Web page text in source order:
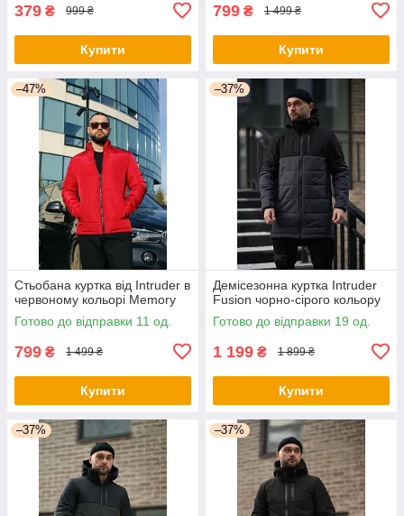
379 ₴ 999 ₴
Купити
799 ₴ 1 499 ₴
Купити
–47%
Стьобана куртка від Intruder в
червоному кольорі Memory
Готово до відправки 11 од.
799 ₴ 1 499 ₴
Купити
–37%
Демісезонна куртка Intruder
Fusion чорно-сірого кольору
Готово до відправки 19 од.
1 199 ₴ 1 899 ₴
Купити
–37% –37%